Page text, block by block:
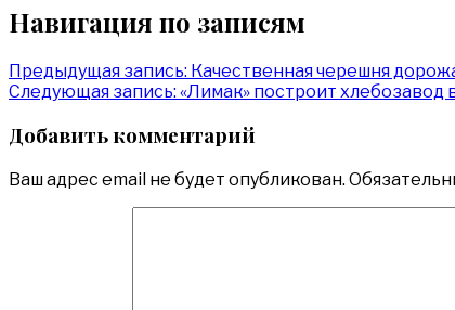
Навигация по записям
Предыдущая запись: ​Качественная черешня
Следующая запись: «Лимак» построит хлебозавод
Добавить комментарий
Ваш адрес email не будет опубликован.